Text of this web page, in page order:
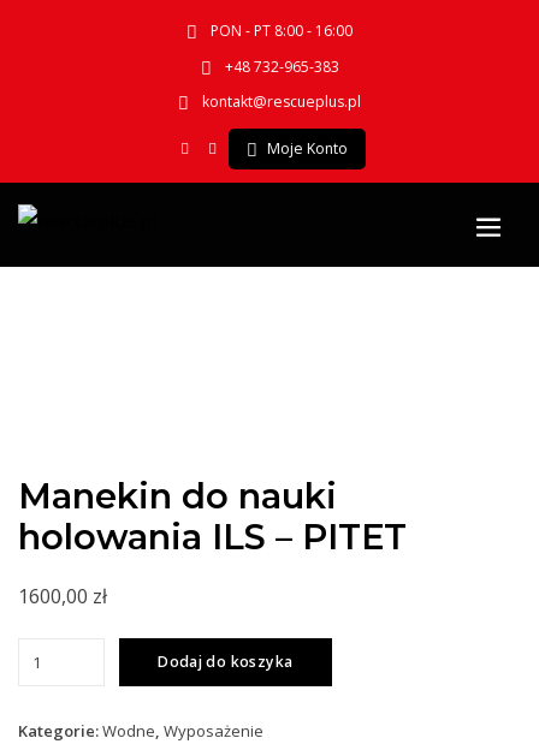
PON - PT 8:00 - 16:00
+48 732-965-383
kontakt@rescueplus.pl
Moje Konto
Manekin do nauki
holowania ILS – PITET
1600,00 zł
nauki
Dodaj do koszyka
Kategorie:Wodne, Wyposażenie